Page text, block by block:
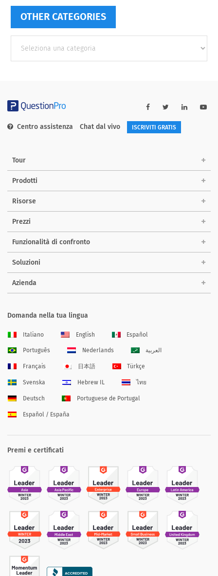
OTHER CATEGORIES
categories
Centro assistenza Chat dal vivo ISCRIVITI GRATIS
Tour
Prodotti
Risorse
Prezzi
Funzionalità di confronto
Soluzioni
Azienda
Domanda nella tua lingua
Italiano English Español
Português Nederlands العربية
Français 日本語 Türkçe
Svenska Hebrew IL ไทย
Deutsch Portuguese de Portugal
Español / España
Premi e certificati